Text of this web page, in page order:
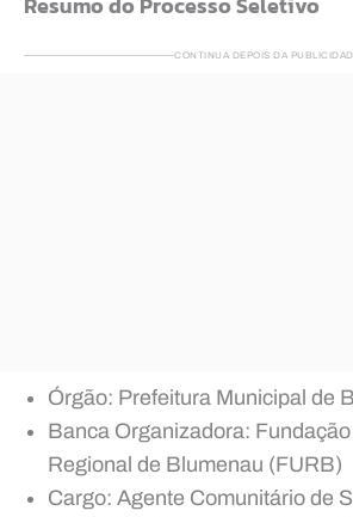
CONTINUA DEPOIS DA
Órgão: Prefeitura Municipal de
Banca Organizadora:
Regional de Blumenau (FURB)
Cargo: Agente Comunitário de